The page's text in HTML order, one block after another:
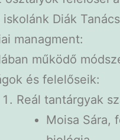
iskolánk Diák
managment:
működő
és felelőseik:
Reál tantárgyak
Moisa Sára,